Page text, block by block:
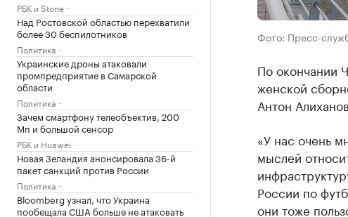
РБК и Stone
Над Ростовской областью перехватили
более 30 беспилотников
Политика
Украинские дроны атаковали
промпредприятие в Самарской
области
Политика
Зачем смартфону телеобъектив, 200
Мп и большой сенсор
РБК и Huawei
Новая Зеландия анонсировала 36-й
пакет санкций против России
Политика
Bloomberg узнал, что Украина
пообещала США больше не атаковать
Фото: Пресс-
По окончании
женской
Антон Алиханов.
«У нас очень
мыслей
России по
они тоже